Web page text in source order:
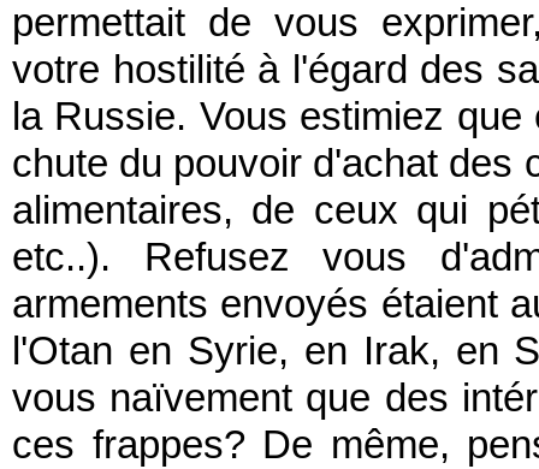
permettait de vous
votre hostilité à l'égard des
la Russie. Vous estimiez
chute du pouvoir d'achat des
alimentaires, de ceux qui
etc..). Refusez vous
armements envoyés étaient
l'Otan en Syrie, en Irak, en
vous naïvement que des
ces frappes? De même,